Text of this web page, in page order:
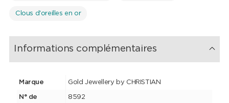
Clous d'oreilles en or
Informations complémentaires
Marque Gold Jewellery by CHRISTIAN
N° de
8592